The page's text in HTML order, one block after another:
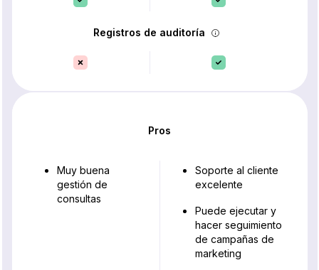
Registros de auditoría
Pros
Muy buena
gestión de
consultas
Soporte al cliente
excelente
Puede ejecutar y
hacer seguimiento
de campañas de
marketing